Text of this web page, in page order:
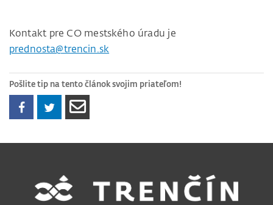
Kontakt pre CO mestského úradu je
prednosta@trencin.sk
Pošlite tip na tento článok svojim priateľom!